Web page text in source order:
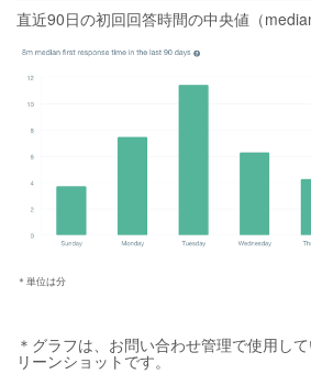
直近90日の初回回答時間の中央値（
＊単位は分
＊グラフは、お問い合わせ管理で使用し
リーンショットです。